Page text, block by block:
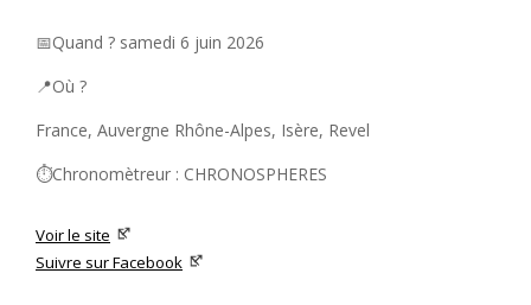
📅Quand ? samedi 6 juin 2026
📍Où ?
France, Auvergne Rhône-Alpes, Isère, Revel
⏱️Chronomètreur : CHRONOSPHERES
Voir le site
Suivre sur Facebook